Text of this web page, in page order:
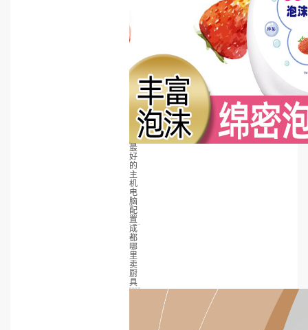
最
好
的
主
机
电
脑
配
置
成
都
哪
里
卖
厨
具